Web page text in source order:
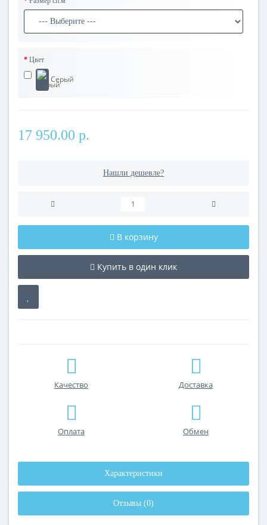
Цвет
Серый
17 950.00 р.
Нашли дешевле?
В корзину
Купить в один клик
Качество Доставка
Оплата Обмен
Характеристики
Отзывы (0)